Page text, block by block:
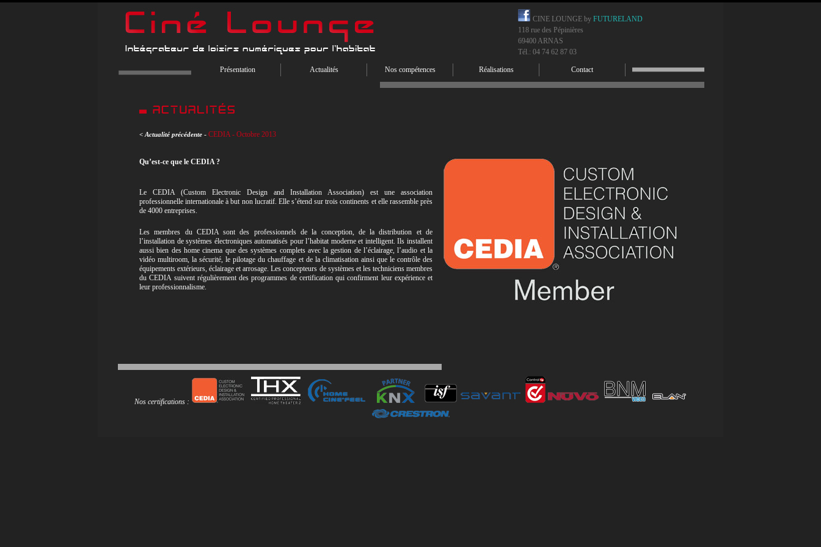
CINE LOUNGE by FUTURELAND
118 rue des Pépinières
69400 ARNAS
Tél.: 04 74 62 87 03
Présentation Actualités Nos compétences Réalisations Contact
< Actualité précédente - CEDIA - Octobre 2013
Qu’est-ce que le CEDIA ?
Le CEDIA (Custom Electronic Design and Installation Association) est une association
professionnelle internationale à but non lucratif. Elle s’étend sur trois continents et elle rassemble près
de 4000 entreprises.
Les membres du CEDIA sont des professionnels de la conception, de la distribution et de
l’installation de systèmes électroniques automatisés pour l’habitat moderne et intelligent. Ils installent
aussi bien des home cinema que des systèmes complets avec la gestion de l’éclairage, l’audio et la
vidéo multiroom, la sécurité, le pilotage du chauffage et de la climatisation ainsi que le contrôle des
équipements extérieurs, éclairage et arrosage. Les concepteurs de systèmes et les techniciens membres
du CEDIA suivent régulièrement des programmes de certification qui confirment leur expérience et
leur professionnalisme.
Nos certifications :